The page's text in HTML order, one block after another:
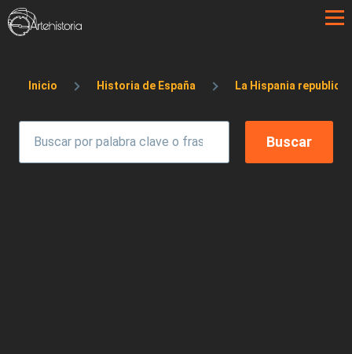
Pasar al contenido principal
Sobrescribir enlaces de ayuda a la
Inicio Historia de España La Hispania